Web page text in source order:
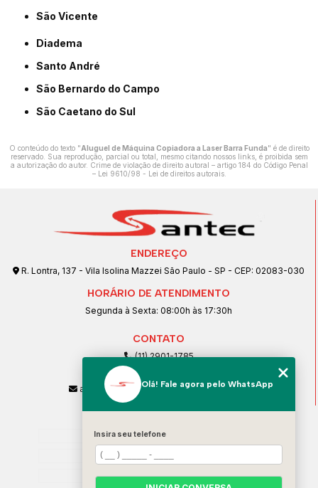
São Vicente
Diadema
Santo André
São Bernardo do Campo
São Caetano do Sul
O conteúdo do texto "Aluguel de Máquina Copiadora a Laser Barra Funda" é de direito
reservado. Sua reprodução, parcial ou total, mesmo citando nossos links, é proibida sem
a autorização do autor. Crime de violação de direito autoral – artigo 184 do Código Penal
– Lei 9610/98 - Lei de direitos autorais.
ENDEREÇO
R. Lontra, 137 - Vila Isolina Mazzei São Paulo - SP - CEP: 02083-030
HORÁRIO DE ATENDIMENTO
Segunda à Sexta: 08:00h às 17:30h
CONTATO
(11) 2901-1785
(11) 99239-1832
atendimento@santeccopiadoras.com.br
Home
Empresa
SERVIÇOS
Olá! Fale agora pelo WhatsApp
Insira seu telefone